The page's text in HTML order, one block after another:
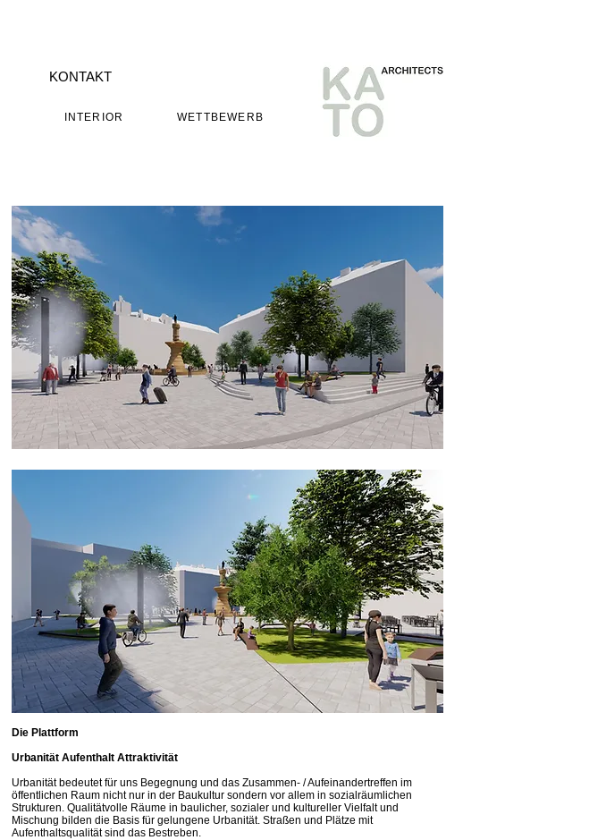
KONTAKT
INTERIOR WETTBEWERB
Die Plattform
Urbanität Aufenthalt Attraktivität
Urbanität bedeutet für uns Begegnung und das Zusammen- / Aufeinandertreffen im
öffentlichen Raum nicht nur in der Baukultur sondern vor allem in sozialräumlichen
Strukturen. Qualitätvolle Räume in baulicher, sozialer und kultureller Vielfalt und
Mischung bilden die Basis für gelungene Urbanität. Straßen und Plätze mit
Aufenthaltsqualität sind das Bestreben.